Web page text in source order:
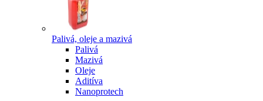
Palivá, oleje a mazivá
Palivá
Mazivá
Oleje
Aditíva
Nanoprotech